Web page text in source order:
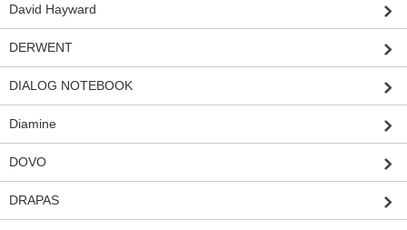
David Hayward
DERWENT
DIALOG NOTEBOOK
Diamine
DOVO
DRAPAS